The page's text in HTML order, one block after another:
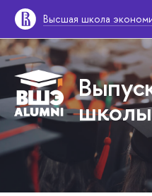
Высшая школа